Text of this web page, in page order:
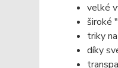
velké
široké
triky
díky